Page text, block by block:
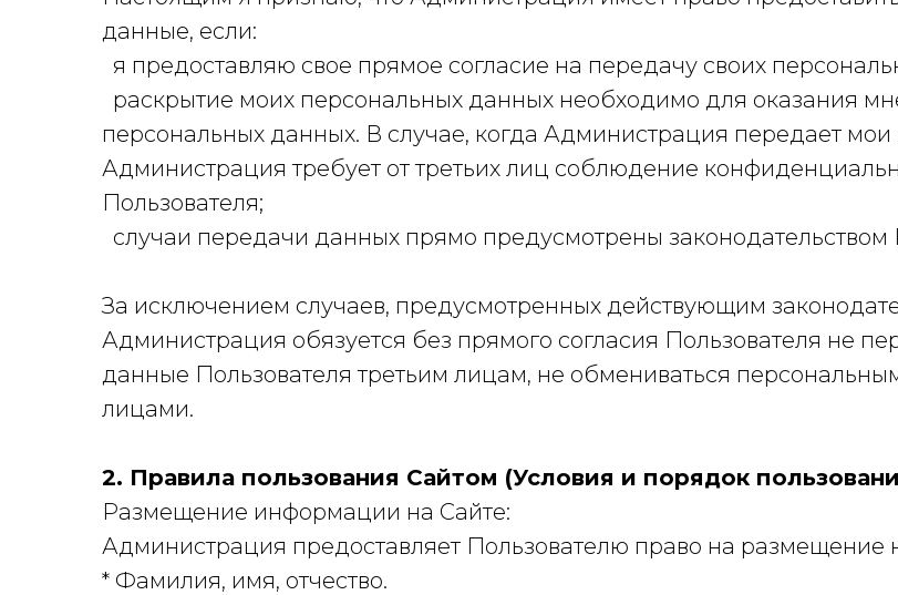
данные, если:
я предоставляю свое прямое согласие на передачу своих
раскрытие моих персональных данных необходимо для оказания
персональных данных. В случае, когда Администрация передает
Администрация требует от третьих лиц соблюдение
Пользователя;
случаи передачи данных прямо предусмотрены
За исключением случаев, предусмотренных действующим
Администрация обязуется без прямого согласия Пользователя не
данные Пользователя третьим лицам, не обмениваться
лицами.
2. Правила пользования Сайтом (Условия и порядок
Размещение информации на Сайте:
Администрация предоставляет Пользователю право на
* Фамилия, имя, отчество.